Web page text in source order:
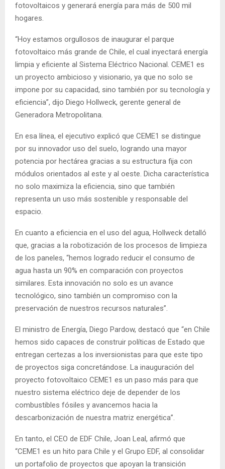
fotovoltaicos y generará energía para más de 500 mil
hogares.
“Hoy estamos orgullosos de inaugurar el parque
fotovoltaico más grande de Chile, el cual inyectará energía
limpia y eficiente al Sistema Eléctrico Nacional. CEME1 es
un proyecto ambicioso y visionario, ya que no solo se
impone por su capacidad, sino también por su tecnología y
eficiencia”, dijo Diego Hollweck, gerente general de
Generadora Metropolitana.
En esa línea, el ejecutivo explicó que CEME1 se distingue
por su innovador uso del suelo, logrando una mayor
potencia por hectárea gracias a su estructura fija con
módulos orientados al este y al oeste. Dicha característica
no solo maximiza la eficiencia, sino que también
representa un uso más sostenible y responsable del
espacio.
En cuanto a eficiencia en el uso del agua, Hollweck detalló
que, gracias a la robotización de los procesos de limpieza
de los paneles, “hemos logrado reducir el consumo de
agua hasta un 90% en comparación con proyectos
similares. Esta innovación no solo es un avance
tecnológico, sino también un compromiso con la
preservación de nuestros recursos naturales”.
El ministro de Energía, Diego Pardow, destacó que “en Chile
hemos sido capaces de construir políticas de Estado que
entregan certezas a los inversionistas para que este tipo
de proyectos siga concretándose. La inauguración del
proyecto fotovoltaico CEME1 es un paso más para que
nuestro sistema eléctrico deje de depender de los
combustibles fósiles y avancemos hacia la
descarbonización de nuestra matriz energética”.
En tanto, el CEO de EDF Chile, Joan Leal, afirmó que
“CEME1 es un hito para Chile y el Grupo EDF, al consolidar
un portafolio de proyectos que apoyan la transición